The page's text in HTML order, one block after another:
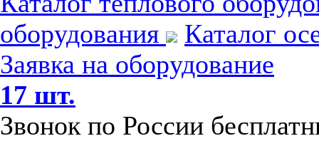
оборудования
Каталог
Заявка на оборудование
17 шт.
Звонок по России